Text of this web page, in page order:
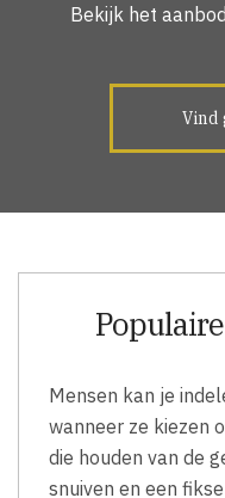
Bekijk het
Vind
Mensen kan je
wanneer ze kiezen
die houden van de
snuiven en een